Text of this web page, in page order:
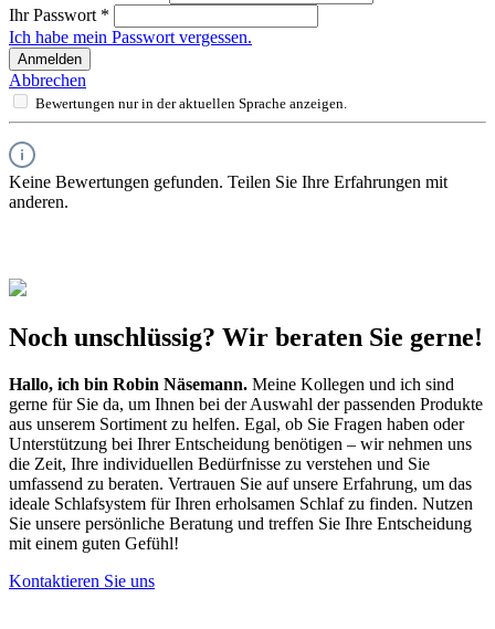
Ihr Passwort *
Ich habe mein Passwort vergessen.
Anmelden
Abbrechen
Bewertungen nur in der aktuellen Sprache anzeigen.
Keine Bewertungen gefunden. Teilen Sie Ihre Erfahrungen mit
anderen.
Noch unschlüssig? Wir beraten Sie gerne!
Hallo, ich bin Robin Näsemann. Meine Kollegen und ich sind
gerne für Sie da, um Ihnen bei der Auswahl der passenden Produkte
aus unserem Sortiment zu helfen. Egal, ob Sie Fragen haben oder
Unterstützung bei Ihrer Entscheidung benötigen – wir nehmen uns
die Zeit, Ihre individuellen Bedürfnisse zu verstehen und Sie
umfassend zu beraten. Vertrauen Sie auf unsere Erfahrung, um das
ideale Schlafsystem für Ihren erholsamen Schlaf zu finden. Nutzen
Sie unsere persönliche Beratung und treffen Sie Ihre Entscheidung
mit einem guten Gefühl!
Kontaktieren Sie uns